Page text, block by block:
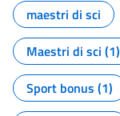
maestri di sci
Maestri di sci (1)
Sport bonus (1)